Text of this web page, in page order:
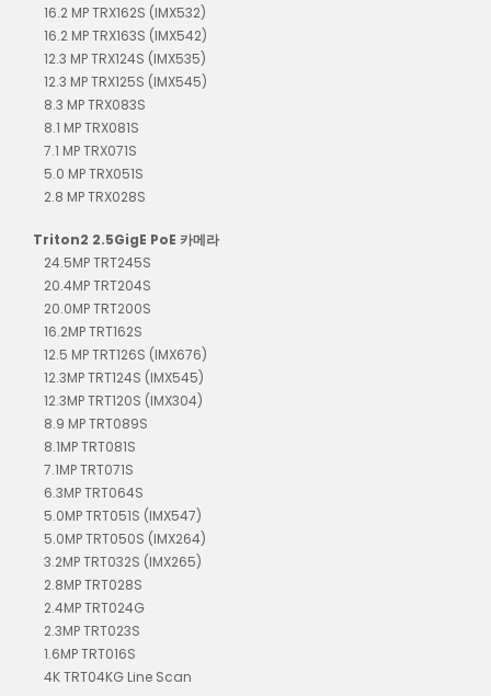
16.2 MP TRX162S (IMX532)
16.2 MP TRX163S (IMX542)
12.3 MP TRX124S (IMX535)
12.3 MP TRX125S (IMX545)
8.3 MP TRX083S
8.1 MP TRX081S
7.1 MP TRX071S
5.0 MP TRX051S
2.8 MP TRX028S
Triton2 2.5GigE PoE 카메라
24.5MP TRT245S
20.4MP TRT204S
20.0MP TRT200S
16.2MP TRT162S
12.5 MP TRT126S (IMX676)
12.3MP TRT124S (IMX545)
12.3MP TRT120S (IMX304)
8.9 MP TRT089S
8.1MP TRT081S
7.1MP TRT071S
6.3MP TRT064S
5.0MP TRT051S (IMX547)
5.0MP TRT050S (IMX264)
3.2MP TRT032S (IMX265)
2.8MP TRT028S
2.4MP TRT024G
2.3MP TRT023S
1.6MP TRT016S
4K TRT04KG Line Scan